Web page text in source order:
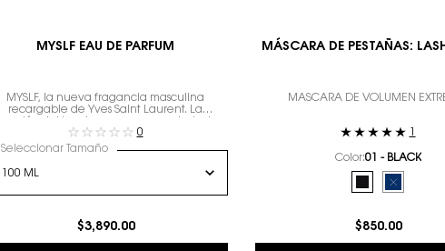
MYSLF EAU DE PARFUM
MYSLF, la nueva fragancia masculina
recargable de Yves Saint Laurent. La
matices.
0
Seleccionar Tamaño
$3,890.00
MÁSCARA DE PESTAÑAS:
MÁSCARA DE VOLUMEN
Color:01 - BLACK
Selected
01 - BLACK
Selected
The
$850.00